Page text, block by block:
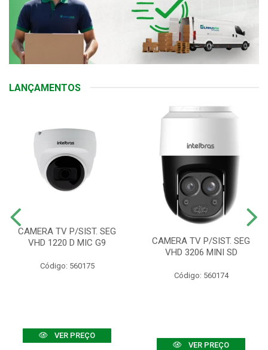
LANÇAMENTOS
CAMERA TV P/SIST. SEG
VHD 1220 D MIC G9
Código: 560175
VER PREÇO
CAMERA TV P/SIST. SEG
VHD 3206 MINI SD
Código: 560174
VER PREÇO